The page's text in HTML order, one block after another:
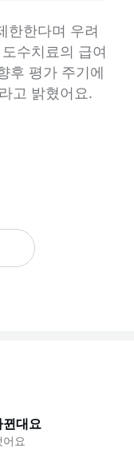
한한다며 우려
수치료의 급여
후 평가 주기에
고 밝혔어요.
대요
요